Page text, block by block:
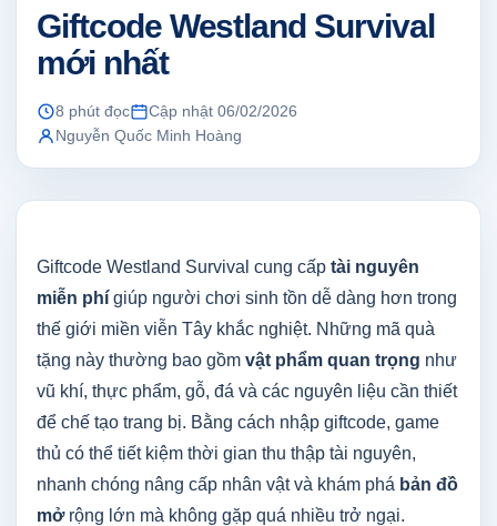
Giftcode Westland Survival
mới nhất
8 phút đọc
Cập nhật 06/02/2026
Nguyễn Quốc Minh Hoàng
Giftcode Westland Survival cung cấp tài nguyên
miễn phí giúp người chơi sinh tồn dễ dàng hơn trong
thế giới miền viễn Tây khắc nghiệt. Những mã quà
tặng này thường bao gồm vật phẩm quan trọng như
vũ khí, thực phẩm, gỗ, đá và các nguyên liệu cần thiết
để chế tạo trang bị. Bằng cách nhập giftcode, game
thủ có thể tiết kiệm thời gian thu thập tài nguyên,
nhanh chóng nâng cấp nhân vật và khám phá bản đồ
mởrộng lớn mà không gặp quá nhiều trở ngại.